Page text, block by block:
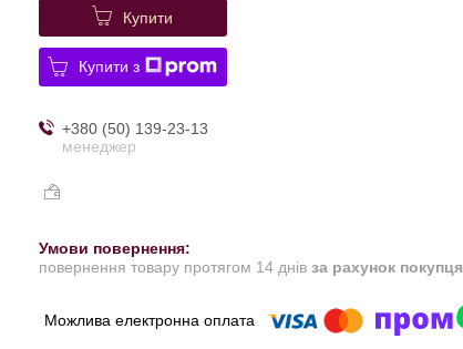
Купити
Купити з
+380 (50) 139-23-13
менеджер
повернення товару протягом 14 днів за рахунок покупця